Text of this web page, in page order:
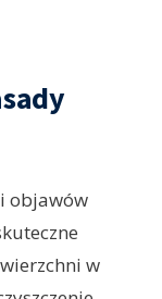
objawów
w